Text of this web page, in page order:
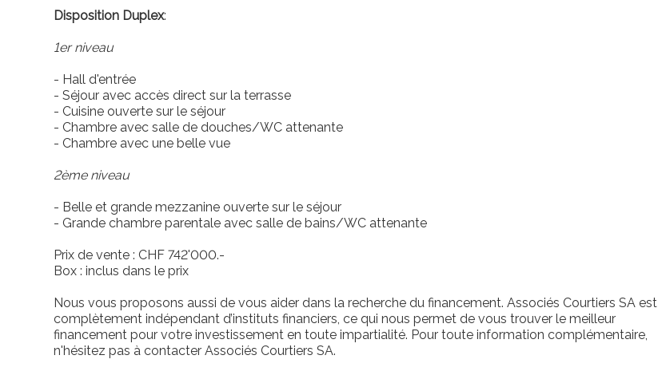
Disposition Duplex:
1er niveau
- Hall d'entrée
- Séjour avec accès direct sur la terrasse
- Cuisine ouverte sur le séjour
- Chambre avec salle de douches/WC attenante
- Chambre avec une belle vue
2ème niveau
- Belle et grande mezzanine ouverte sur le séjour
- Grande chambre parentale avec salle de bains/WC attenante
Prix de vente : CHF 742'000.-
Box : inclus dans le prix
Nous vous proposons aussi de vous aider dans la recherche du financement. Associés Courtiers SA est
complètement indépendant d’instituts financiers, ce qui nous permet de vous trouver le meilleur
financement pour votre investissement en toute impartialité. Pour toute information complémentaire,
n'hésitez pas à contacter Associés Courtiers SA.